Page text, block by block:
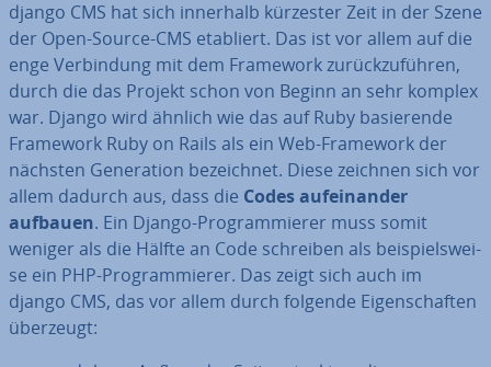
django CMS hat sich innerhalb kürzester Zeit in der Szene
der Open-Source-CMS etabliert. Das ist vor allem auf die
enge Ver­bin­dung mit dem Framework zu­rück­zu­füh­ren,
durch die das Projekt schon von Beginn an sehr komplex
war. Django wird ähnlich wie das auf Ruby ba­sie­ren­de
Framework Ruby on Rails als ein Web-Framework der
nächsten Ge­ne­ra­ti­on be­zeich­net. Diese zeichnen sich vor
allem dadurch aus, dass die Codes auf­ein­an­der
aufbauen. Ein Django-Pro­gram­mie­rer muss somit
weniger als die Hälfte an Code schreiben als bei­spiels­wei­
se ein PHP-Pro­gram­mie­rer. Das zeigt sich auch im
django CMS, das vor allem durch folgende Ei­gen­schaf­ten
überzeugt: